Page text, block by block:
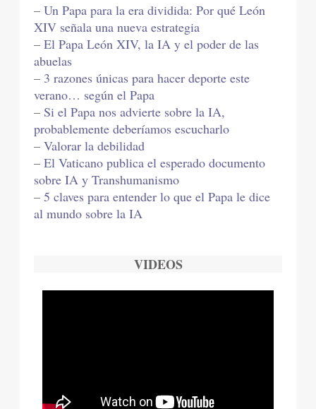
–Un Papa para la era dividida: Por qué León
XIV señala una nueva estrategia
–El Papa León XIV, la IA y el poder de las
abuelas
– 3 razones únicas para hacer deporte este
verano… según el Papa
– Si el Papa nos advierte sobre la IA,
probablemente deberíamos escucharlo
–Valorar la debilidad
–El Vaticano publica el esperado documento
sobre IA y Transhumanismo
–5 claves para entender lo que el Papa le dice
al mundo sobre la IA
VIDEOS